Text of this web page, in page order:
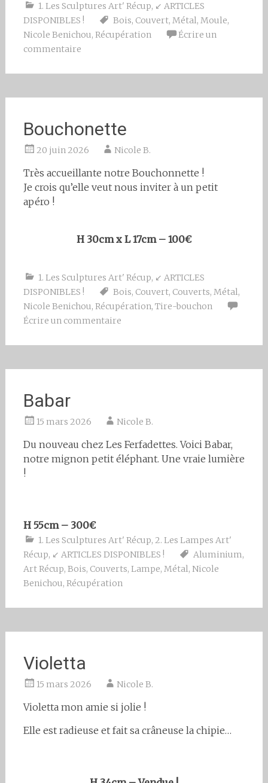
1. Les Sculptures Art' Récup, ↙ ARTICLES
DISPONIBLES !
Bois, Couvert, Métal, Moule,
Nicole Benichou, Récupération
Écrire un
commentaire
Bouchonette
20 juin 2026 Nicole B.
Très accueillante notre Bouchonnette !
Je crois qu’elle veut nous inviter à un petit
apéro !
H 30cm x L 17cm – 100€
1. Les Sculptures Art' Récup, ↙ ARTICLES
DISPONIBLES !
Bois, Couvert, Couverts, Métal,
Nicole Benichou, Récupération, Tire-bouchon
Écrire un commentaire
Babar
15 mars 2026 Nicole B.
Du nouveau chez Les Ferfadettes. Voici Babar,
notre mignon petit éléphant. Une vraie lumière
!
H 55cm – 300€
1. Les Sculptures Art' Récup, 2. Les Lampes Art'
Récup, ↙ ARTICLES DISPONIBLES ! Aluminium,
Art Récup, Bois, Couverts, Lampe, Métal, Nicole
Benichou, Récupération
Violetta
15 mars 2026 Nicole B.
Violetta mon amie si jolie !
Elle est radieuse et fait sa crâneuse la chipie…